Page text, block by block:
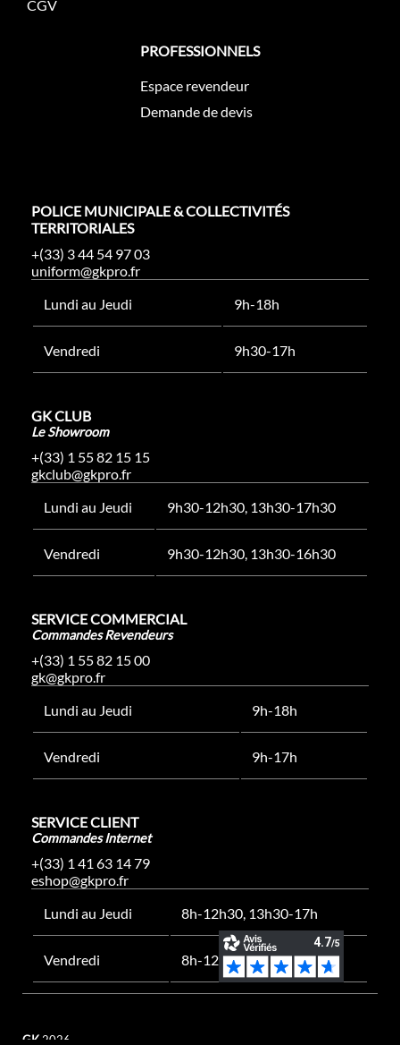
CGV
PROFESSIONNELS
Espace revendeur
Demande de devis
POLICE MUNICIPALE & COLLECTIVITÉS
TERRITORIALES
+(33) 3 44 54 97 03
uniform@gkpro.fr
Lundi au Jeudi
9h-18h
Vendredi 9h30-17h
GK CLUB
Le Showroom
+(33) 1 55 82 15 15
gkclub@gkpro.fr
Lundi au Jeudi
9h30-12h30, 13h30-17h30
Vendredi 9h30-12h30, 13h30-16h30
SERVICE COMMERCIAL
Commandes Revendeurs
+(33) 1 55 82 15 00
gk@gkpro.fr
Lundi au Jeudi
9h-18h
Vendredi 9h-17h
SERVICE CLIENT
Commandes Internet
+(33) 1 41 63 14 79
eshop@gkpro.fr
Lundi au Jeudi
8h-12h30, 13h30-17h
Vendredi 8h-12h30, 13h30-16h
GK 2026